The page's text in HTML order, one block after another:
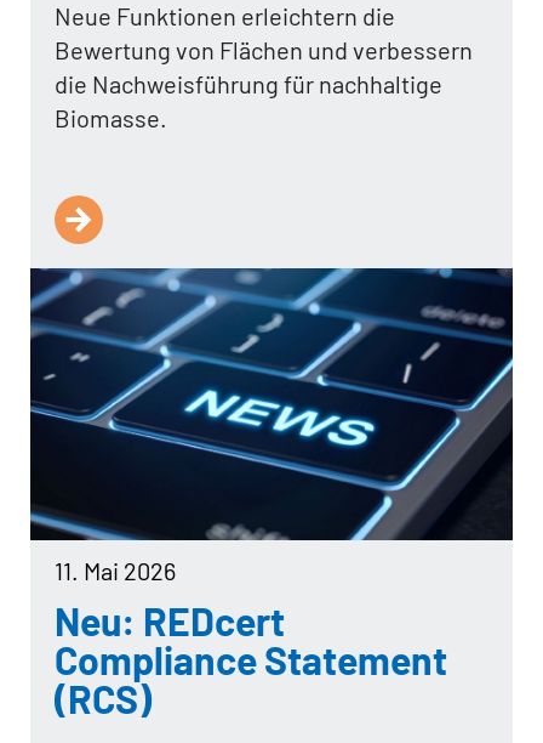
Neue Funktionen erleichtern die
Bewertung von Flächen und verbessern
die Nachweisführung für nachhaltige
Biomasse.
11. Mai 2026
Neu: REDcert
Compliance Statement
(RCS)